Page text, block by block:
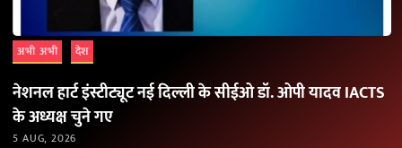
अभी अभी देश
नेशनल हार्ट इंस्टीट्यूट नई दिल्ली के सीईओ डॉ. ओपी यादव IACTS
के अध्यक्ष चुने गए
5 AUG, 2026